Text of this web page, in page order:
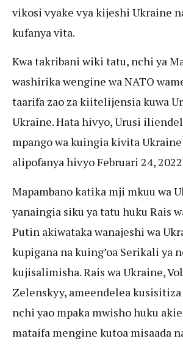
vikosi vyake vya kijeshi Ukraine
kufanya vita.
Kwa takribani wiki tatu, nchi ya
washirika wengine wa NATO
taarifa zao za kiitelijensia kuwa
Ukraine. Hata hivyo, Urusi
mpango wa kuingia kivita
alipofanya hivyo Februari 24,
Mapambano katika mji mkuu wa
yanaingia siku ya tatu huku Rais
Putin akiwataka wanajeshi wa
kupigana na kuing’oa Serikali ya
kujisalimisha. Rais wa Ukraine,
Zelenskyy, ameendelea
nchi yao mpaka mwisho huku
mataifa mengine kutoa misaada